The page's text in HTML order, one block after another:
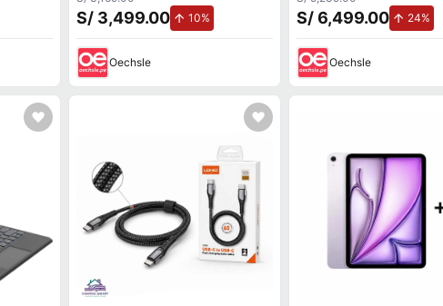
y mica
S/ 3,499.00 10%
Oechsle
S/ 6,499.00 24%de
Oechsle